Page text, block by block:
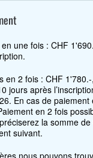
une fois : CHF
en 2 fois : CHF
jours après
En cas de
en 2 fois
la somme de
suivant.
nous pouvons